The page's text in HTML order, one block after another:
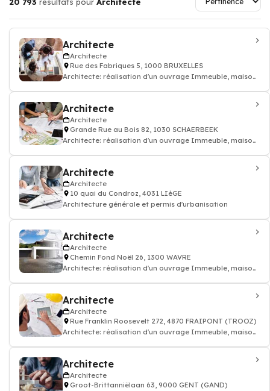
Architecte
Architecte
Rue des Fabriques 5, 1000 BRUXELLES
Architecte: réalisation d'un ouvrage Immeuble, maison
Architecte
Architecte
Grande Rue au Bois 82, 1030 SCHAERBEEK
Architecte: réalisation d'un ouvrage Immeuble, maison
Architecte
Architecte
10 quai du Condroz, 4031 LIèGE
Architecture générale et permis d'urbanisation
Architecte
Architecte
Chemin Fond Noël 26, 1300 WAVRE
Architecte: réalisation d'un ouvrage Immeuble, maison
Architecte
Architecte
Rue Franklin Roosevelt 272, 4870 FRAIPONT (TROOZ)
Architecte: réalisation d'un ouvrage Immeuble, maison
Architecte
Architecte
Groot-Brittanniëlaan 63, 9000 GENT (GAND)